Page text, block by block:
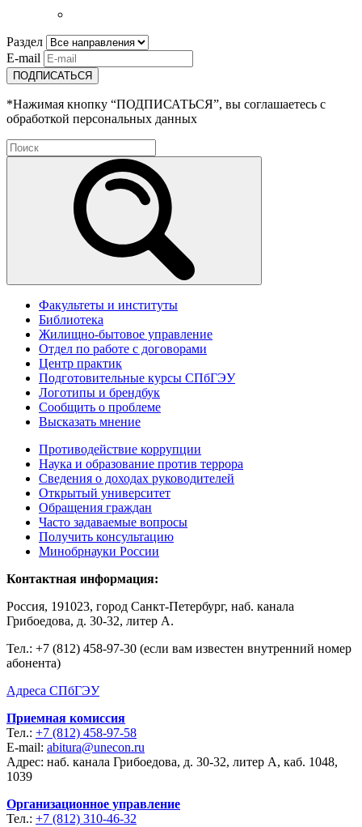
Раздел
E-mail
ПОДПИСАТЬСЯ
*Нажимая кнопку “ПОДПИСАТЬСЯ”, вы соглашаетесь с
обработкой персональных данных
Факультеты и институты
Библиотека
Жилищно-бытовое управление
Отдел по работе с договорами
Центр практик
Подготовительные курсы СПбГЭУ
Логотипы и брендбук
Сообщить о проблеме
Высказать мнение
Противодействие коррупции
Наука и образование против террора
Сведения о доходах руководителей
Открытый университет
Обращения граждан
Часто задаваемые вопросы
Получить консультацию
Минобрнауки России
Контактная информация:
Россия, 191023, город Санкт-Петербург, наб. канала
Грибоедова, д. 30-32, литер А.
Тел.: +7 (812) 458-97-30 (если вам известен внутренний номер
абонента)
Адреса СПбГЭУ
Приемная комиссия
Тел.: +7 (812) 458-97-58
E-mail: abitura@unecon.ru
Адрес: наб. канала Грибоедова, д. 30-32, литер А, каб. 1048,
1039
Организационное управление
Тел.: +7 (812) 310-46-32